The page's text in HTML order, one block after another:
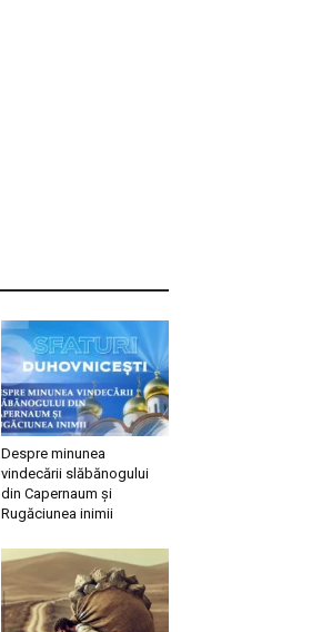
Despre minunea
vindecării slăbănogului
din Capernaum și
Rugăciunea inimii